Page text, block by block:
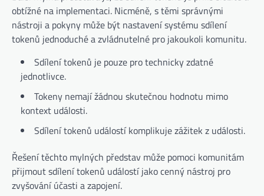
obtížné na implementaci. Nicméně, s těmi správnými
nástroji a pokyny může být nastavení systému sdílení
tokenů jednoduché a zvládnutelné pro jakoukoli komunitu.
Sdílení tokenů je pouze pro technicky zdatné
jednotlivce.
Tokeny nemají žádnou skutečnou hodnotu mimo
kontext události.
Sdílení tokenů událostí komplikuje zážitek z události.
Řešení těchto mylných představ může pomoci komunitám
přijmout sdílení tokenů událostí jako cenný nástroj pro
zvyšování účasti a zapojení.